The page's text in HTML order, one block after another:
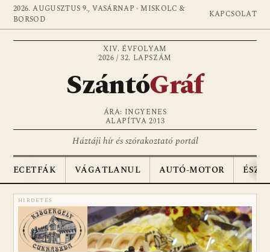
2026. AUGUSZTUS 9., VASÁRNAP · MISKOLC &
BORSOD
KAPCSOLAT
XIV. ÉVFOLYAM
2026 / 32. LAPSZÁM
SzántóGráf
ÁRA: INGYENES
ALAPÍTVA 2013
Háztáji hír és szórakoztató portál
ECETFÁK VÁGATLANUL AUTÓ-MOTOR
HIRDETÉS